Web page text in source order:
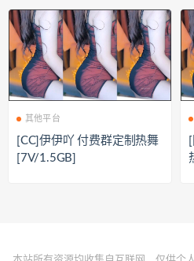
其他平台
[CC]伊伊吖 付费群定制热舞
[7V/1.5GB]